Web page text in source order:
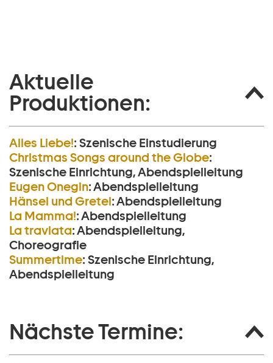
Aktuelle
Produktionen:
Alles Liebe!: Szenische Einstudierung
Christmas Songs around the Globe:
Szenische Einrichtung, Abendspielleitung
Eugen Onegin:Abendspielleitung
Hänsel und Gretel:Abendspielleitung
La Mamma!:Abendspielleitung
La traviata:Abendspielleitung,
Choreografie
Summertime: Szenische Einrichtung,
Abendspielleitung
Nächste Termine: